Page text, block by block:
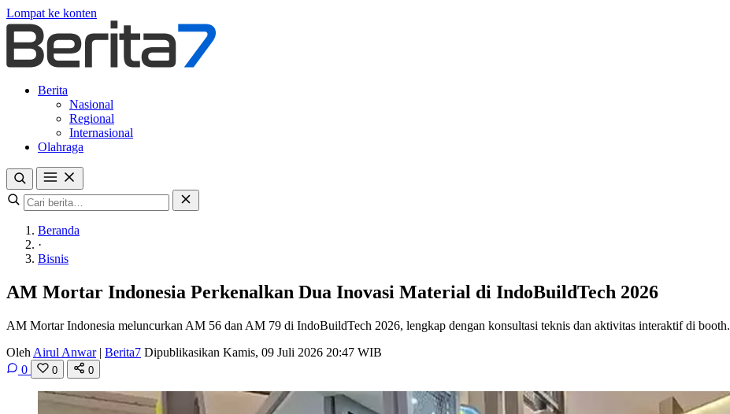
Lompat ke konten
Berita
Nasional
Regional
Internasional
Olahraga
Beranda
·
Bisnis
AM Mortar Indonesia Perkenalkan Dua Inovasi Material di IndoBuildTech 2026
AM Mortar Indonesia meluncurkan AM 56 dan AM 79 di IndoBuildTech 2026, lengkap dengan konsultasi teknis dan aktivitas interaktif di booth.
Oleh Airul Anwar | Berita7 Dipublikasikan Kamis, 09 Juli 2026 20:47 WIB
0
0 0